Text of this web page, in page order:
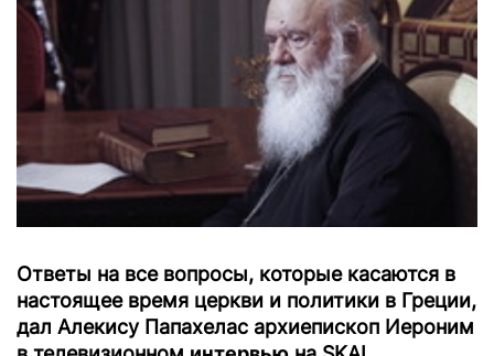
Ответы на все вопросы, которые касаются в
настоящее время церкви и политики в Греции,
дал Алекису Папахелас архиепископ Иероним